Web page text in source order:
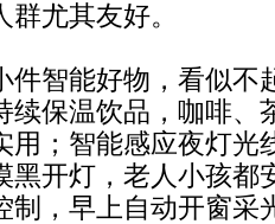
尤其友好。
件智能好物，看似不
续保温饮品，咖啡、
用；智能感应夜灯光
黑开灯，老人小孩都
制，早上自动开窗采